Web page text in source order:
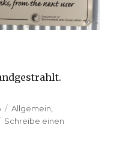
Kategorien
Allgemein
Schreibe einen